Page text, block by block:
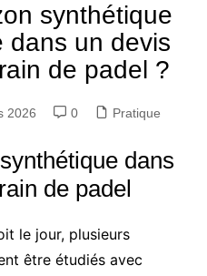
synthétique
dans un devis
de padel ?
2026 0 Pratique
dans
de padel
le jour, plusieurs
être étudiés avec